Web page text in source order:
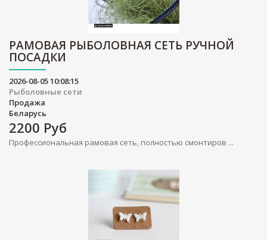
РАМОВАЯ РЫБОЛОВНАЯ СЕТЬ РУЧНОЙ
ПОСАДКИ
2026-08-05 10:08:15
Рыболовные сети
Продажа
Беларусь
2200 Руб
Профессиональная рамовая сеть, полностью смонтиров ...